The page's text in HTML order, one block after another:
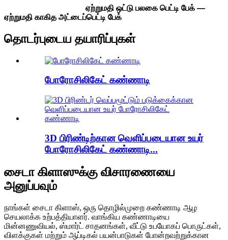
ஏற்றுமதி ஒட்டு பலகை பெட்டி பேக் —
ஏற்றுமதி காகித அட்டைப்பெட்டி பேக்
தொடர்புடைய தயாரிப்புகள்
போரோசிலிகேட் கண்ணாடி
3D பிரிண்டிற்கான வெளிப்படையான உயர்
போரோசிலிகேட் கண்ணாடி...
சைடா கிளாஸுக்கு விசாரணையை
அனுப்பவும்
நாங்கள் சைடா கிளாஸ், ஒரு தொழில்முறை கண்ணாடி ஆழ
செயலாக்க உற்பத்தியாளர். வாங்கிய கண்ணாடியை
மின்னணுவியல், ஸ்மார்ட் சாதனங்கள், வீட்டு உபயோகப் பொருட்கள்,
விளக்குகள் மற்றும் ஆப்டிகல் பயன்பாடுகள் போன்றவற்றுக்கான